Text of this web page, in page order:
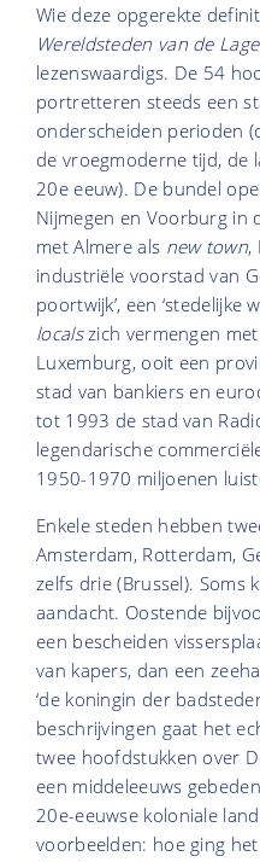
Wie deze opgerekte
Wereldsteden van de
lezenswaardigs. De 54
portretteren steeds een
onderscheiden perioden
de vroegmoderne tijd, de
20e eeuw). De bundel
Nijmegen en Voorburg in
met Almere als new town,
industriële voorstad van
poortwijk’, een
localszich vermengen met
Luxemburg, ooit een
stad van bankiers en
tot 1993 de stad van
legendarische
1950-1970 miljoenen
Enkele steden hebben
Amsterdam, Rotterdam,
zelfs drie (Brussel). Soms
aandacht. Oostende
een bescheiden
van kapers, dan een
‘de koningin der
beschrijvingen gaat het
twee hoofdstukken over
een middeleeuws
20e-eeuwse koloniale
voorbeelden: hoe ging